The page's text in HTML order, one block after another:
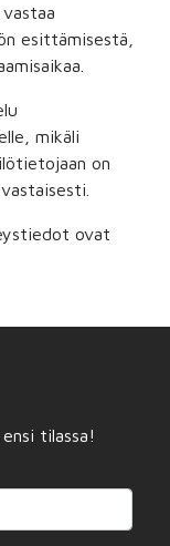
esittämisestä,
mikäli
on
ovat
tilassa!